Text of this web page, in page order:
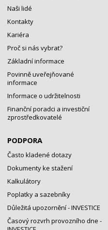
Naši lidé
Kontakty
Kariéra
Proč si nás vybrat?
Základní informace
Povinně uveřejňované
informace
Informace o udržitelnosti
Finanční poradci a investiční
zprostředkovatelé
PODPORA
Často kladené dotazy
Dokumenty ke stažení
Kalkulátory
Poplatky a sazebníky
Důležitá upozornění - INVESTICE
Časový rozvrh provozního dne -